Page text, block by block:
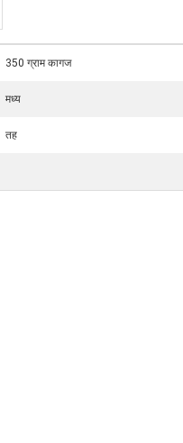
350 ग्राम कागज
मध्य
तह